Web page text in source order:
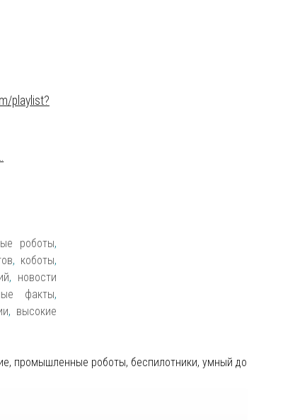
playlist?
роботы,
, коботы,
, новости
факты,
, высокие
промышленные роботы, беспилотники, умный дом и